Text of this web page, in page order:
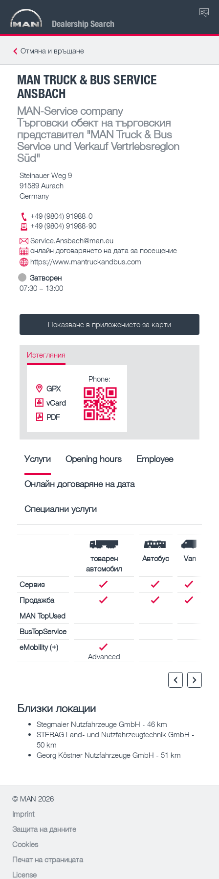
Dealership Search
BG
Отмяна и връщане
MAN TRUCK & BUS SERVICE
ANSBACH
MAN-Service company
Търговски обект на търговския
представител "MAN Truck & Bus
Service und Verkauf Vertriebsregion
Süd"
Steinauer Weg 9
91589 Aurach
Germany
+49 (9804) 91988-0
+49 (9804) 91988-90
Service.Ansbach@man.eu
онлайн договарянето на дата за посещение
https://www.mantruckandbus.com
Затворен
07:30 – 13:00
Показване в приложението за карти
Изтегляния
GPX
vCard
PDF
Phone:
Услуги Opening hours Employee
Онлайн договаряне на дата
Специални услуги
товарен
автомобил
Автобус Van
Сервиз
Продажба
MAN TopUsed
BusTopService
eMobility (+)
Advanced
Близки локации
Stegmaier Nutzfahrzeuge GmbH - 46 km
STEBAG Land- und Nutzfahrzeugtechnik GmbH -
50 km
Georg Köstner Nutzfahrzeuge GmbH - 51 km
© MAN 2026
Imprint
Защита на данните
Cookies
Печат на страницата
License